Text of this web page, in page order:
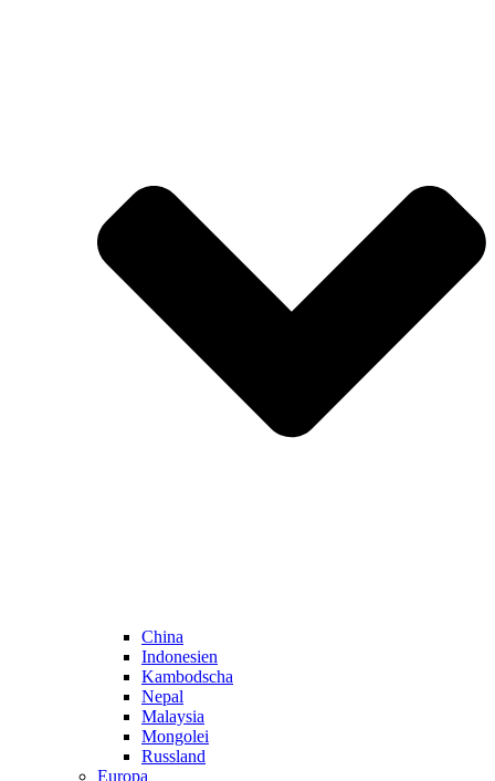
China
Indonesien
Kambodscha
Nepal
Malaysia
Mongolei
Russland
Europa